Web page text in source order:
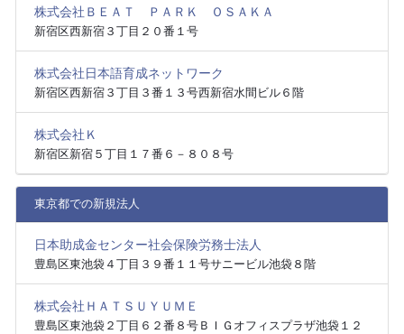
株式会社ＢＥＡＴ ＰＡＲＫ ＯＳＡＫＡ
新宿区西新宿３丁目２０番１号
株式会社日本語育成ネットワーク
新宿区西新宿３丁目３番１３号西新宿水間ビル６階
株式会社Ｋ
新宿区新宿５丁目１７番６－８０８号
東京都での新規法人
日本助成金センター社会保険労務士法人
豊島区東池袋４丁目３９番１１号サニービル池袋８階
株式会社ＨＡＴＳＵＹＵＭＥ
豊島区東池袋２丁目６２番８号ＢＩＧオフィスプラザ池袋１２